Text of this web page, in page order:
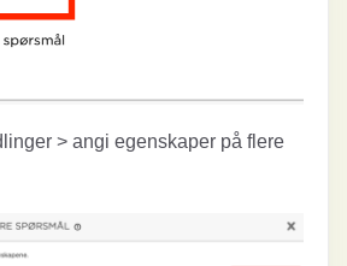
> angi egenskaper på flere